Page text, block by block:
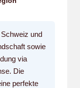
und
sowie
via
Die
perfekte